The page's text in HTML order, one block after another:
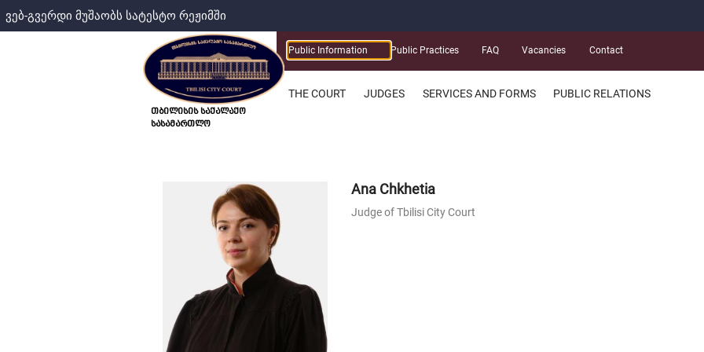
ვებ-გვერდი მუშაობს სატესტო რეჟიმში
თბილისის საქალაქო
სასამართლო
Public Information Public Practices FAQ Vacancies Contact
THE COURT JUDGES SERVICES AND FORMS PUBLIC RELATIONS
Ana Chkhetia
Judge of Tbilisi City Court